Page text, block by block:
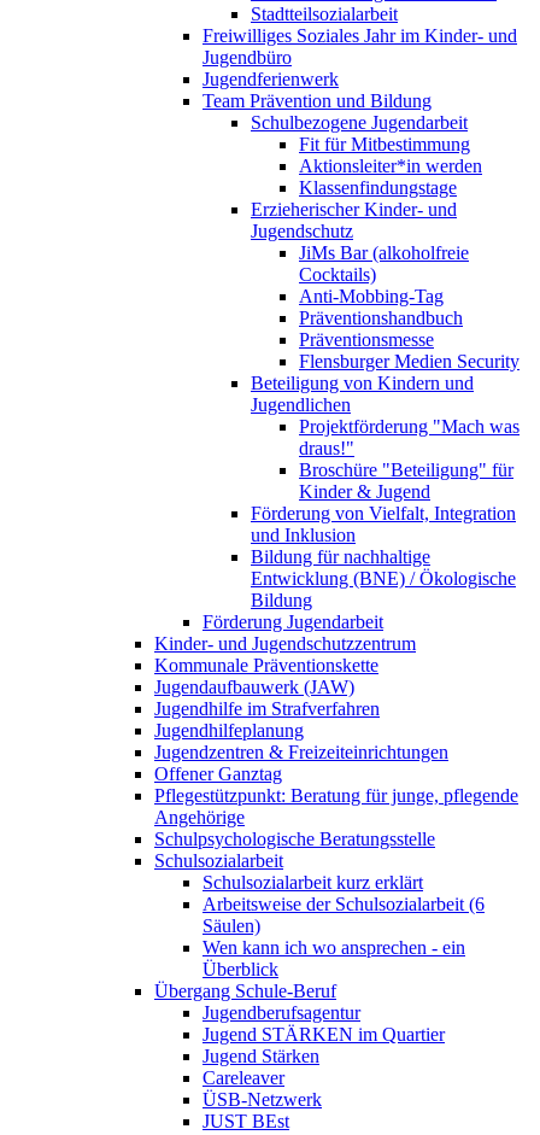
Stadtteilsozialarbeit
Freiwilliges Soziales Jahr im Kinder- und
Jugendbüro
Jugendferienwerk
Team Prävention und Bildung
Schulbezogene Jugendarbeit
Fit für Mitbestimmung
Aktionsleiter*in werden
Klassenfindungstage
Erzieherischer Kinder- und
Jugendschutz
JiMs Bar (alkoholfreie
Cocktails)
Anti-Mobbing-Tag
Präventionshandbuch
Präventionsmesse
Flensburger Medien Security
Beteiligung von Kindern und
Jugendlichen
Projektförderung "Mach was
draus!"
Broschüre "Beteiligung" für
Kinder & Jugend
Förderung von Vielfalt, Integration
und Inklusion
Bildung für nachhaltige
Entwicklung (BNE) / Ökologische
Bildung
Förderung Jugendarbeit
Kinder- und Jugendschutzzentrum
Kommunale Präventionskette
Jugendaufbauwerk (JAW)
Jugendhilfe im Strafverfahren
Jugendhilfeplanung
Jugendzentren & Freizeiteinrichtungen
Offener Ganztag
Pflegestützpunkt: Beratung für junge, pflegende
Angehörige
Schulpsychologische Beratungsstelle
Schulsozialarbeit
Schulsozialarbeit kurz erklärt
Arbeitsweise der Schulsozialarbeit (6
Säulen)
Wen kann ich wo ansprechen - ein
Überblick
Übergang Schule-Beruf
Jugendberufsagentur
Jugend STÄRKEN im Quartier
Jugend Stärken
Careleaver
ÜSB-Netzwerk
JUST BEst